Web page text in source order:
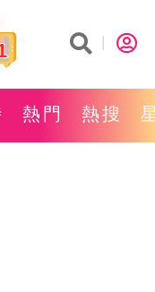
熱門 熱搜